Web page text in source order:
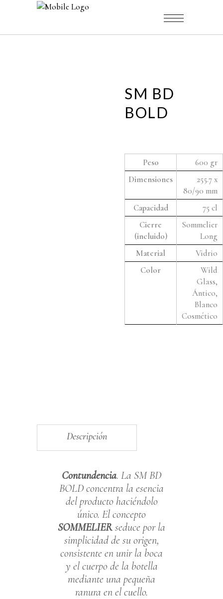
SM BD
BOLD
Peso
600 gr
Dimensiones
255.7 x
80/90 mm
Capacidad
75 cl
Cierre
(incluido)
Sommelier
Long
Material
Vidrio
Color
Wild
Glass,
Ántico,
Blanco
Cosmético
Descripción
Contundencia. La SM BD
BOLD concentra la esencia
del producto haciéndolo
único. El concepto
SOMMELIERseduce por la
simplicidad de su origen,
consistente en unir la boca
y el cuerpo de la botella
mediante una pequeña
ranura en el cuello.